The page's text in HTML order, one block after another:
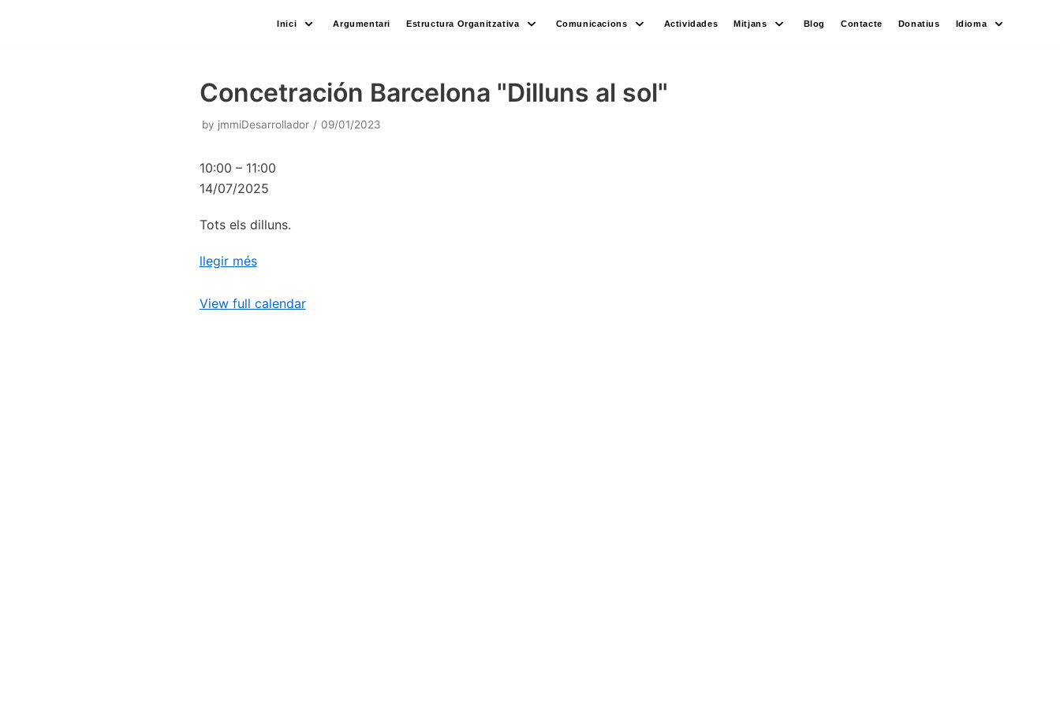
Inici Argumentari Estructura Organitzativa Comunicacions Actividades Mitjans Blog Contacte Donatius Idioma
Concetración Barcelona "Dilluns al sol"
by jmmiDesarrollador 09/01/2023
10:00 – 11:00
14/07/2025
Tots els dilluns.
llegir més
View full calendar